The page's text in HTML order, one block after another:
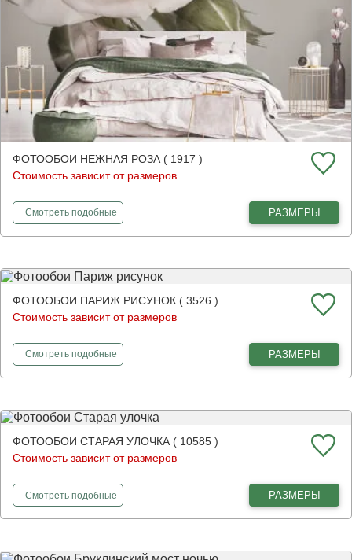
ФОТООБОИ НЕЖНАЯ РОЗА ( 1917 )
Стоимость зависит от размеров
Смотретьфотообои
подобные РАЗМЕРЫ
ФОТООБОИ ПАРИЖ РИСУНОК ( 3526 )
Стоимость зависит от размеров
Смотретьфотообои
подобные РАЗМЕРЫ
ФОТООБОИ СТАРАЯ УЛОЧКА ( 10585 )
Стоимость зависит от размеров
Смотретьфотообои
подобные РАЗМЕРЫ